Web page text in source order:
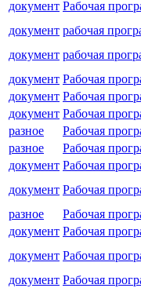
документ Рабочая
документ рабочая
документ рабочая
документ Рабочая
документ Рабочая
документ Рабочая
разное
Рабочая
разное
Рабочая
документ Рабочая
документ Рабочая
разное
Рабочая
документ Рабочая
документ Рабочая
документ Рабочая